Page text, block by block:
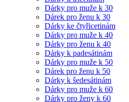
Dárky pro muže k 30
Dárek pro ženu k 30
Dárky ke čtyřicetinám
Dárky pro muže k 40
Dárky pro ženu k 40
Dárky k padesátinám
Dárky pro muže k 50
Dárek pro ženu k 50
Dárky k šedesátinám
Dárky pro muže k 60
Dárky pro ženy k 60